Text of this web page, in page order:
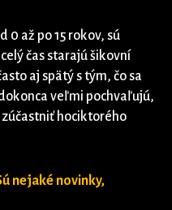
0 až po 15 rokov, sú
čas starajú šikovní
aj spätý s tým, čo sa
veľmi pochvaľujú,
hociktorého
nejaké novinky,